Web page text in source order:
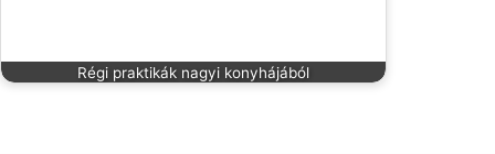
Régi praktikák nagyi konyhájából